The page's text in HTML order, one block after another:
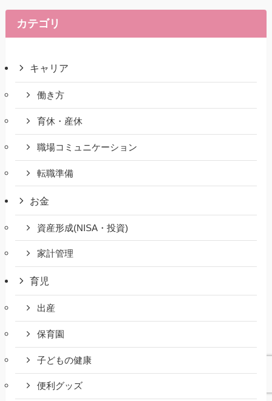
カテゴリ
キャリア
働き方
育休・産休
職場コミュニケーション
転職準備
お金
資産形成(NISA・投資)
家計管理
育児
出産
保育園
子どもの健康
便利グッズ